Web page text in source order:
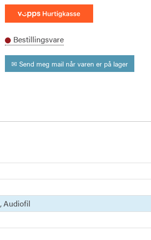
Bestillingsvare
✉ Send meg mail når varen er på lager
Audiofil